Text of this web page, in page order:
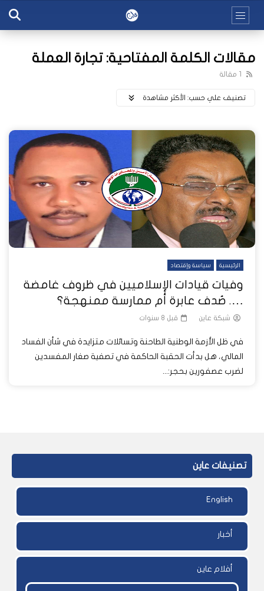
مقالات الكلمة المفتاحية: تجارة العملة
1 مقالة
تصنيف علي حسب: اﻷكثر مشاهدة
الرئيسية سياسة وإقتصاد
وفيات قيادات الإسلاميين في ظروف غامضة
…. صُدف عابرة أم ممارسة ممنهجة؟
شبكة عاين قبل 8 سنوات
في ظل الأزمة الوطنية الطاحنة وتسائلات متزايدة في شأن الفساد
المالي، هل بدأت الحقبة الحاكمة في تصفية صغار المفسدين
لضرب عصفورين بحجر:...
تصنيفات عاين
English
أخبار
أفلام عاين